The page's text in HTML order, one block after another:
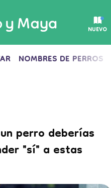
NUEVO
NOMBRES DE PERROS
perro deberías
"sí" a estas